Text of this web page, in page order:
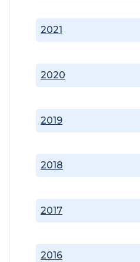
2016
2017
2018
2019
2020
2021